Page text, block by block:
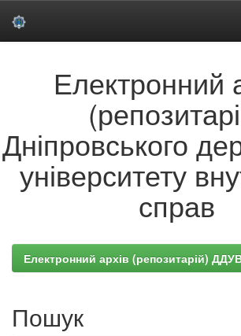
Електронний
Дніпровського
університету
справ
Електронний архів (репозитарій)
Пошук